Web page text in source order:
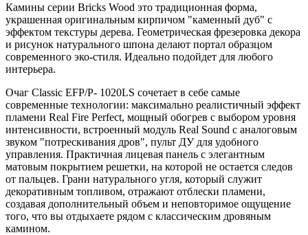
Камины серии Bricks Wood это традиционная форма,
украшенная оригинальным кирпичом "каменный дуб" с
эффектом текстуры дерева. Геометрическая фрезеровка декора
и рисунок натурального шпона делают портал образцом
современного эко-стиля. Идеально подойдет для любого
интерьера.
Очаг Classic EFP/P- 1020LS сочетает в себе самые
современные технологии: максимально реалистичный эффект
пламени Real Fire Perfect, мощный обогрев с выбором уровня
интенсивности, встроенный модуль Real Sound с аналоговым
звуком "потрескивания дров", пульт ДУ для удобного
управления. Практичная лицевая панель с элегантным
матовым покрытием решетки, на которой не остается следов
от пальцев. Грани натурального угля, который служит
декоративным топливом, отражают отблески пламени,
создавая дополнительный объем и неповторимое ощущение
того, что вы отдыхаете рядом с классическим дровяным
камином.